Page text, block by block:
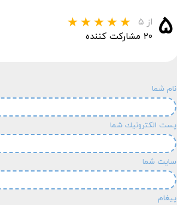
۵ از ۵
۲۰ مشارکت کننده
نام شما
پست الكترونيك شما
سایت شما
پیغام